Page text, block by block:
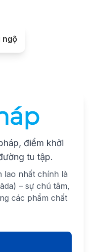
ngộ
điểm khởi
tu tập.
lao nhất chính là
– sự chú tâm,
các phẩm chất